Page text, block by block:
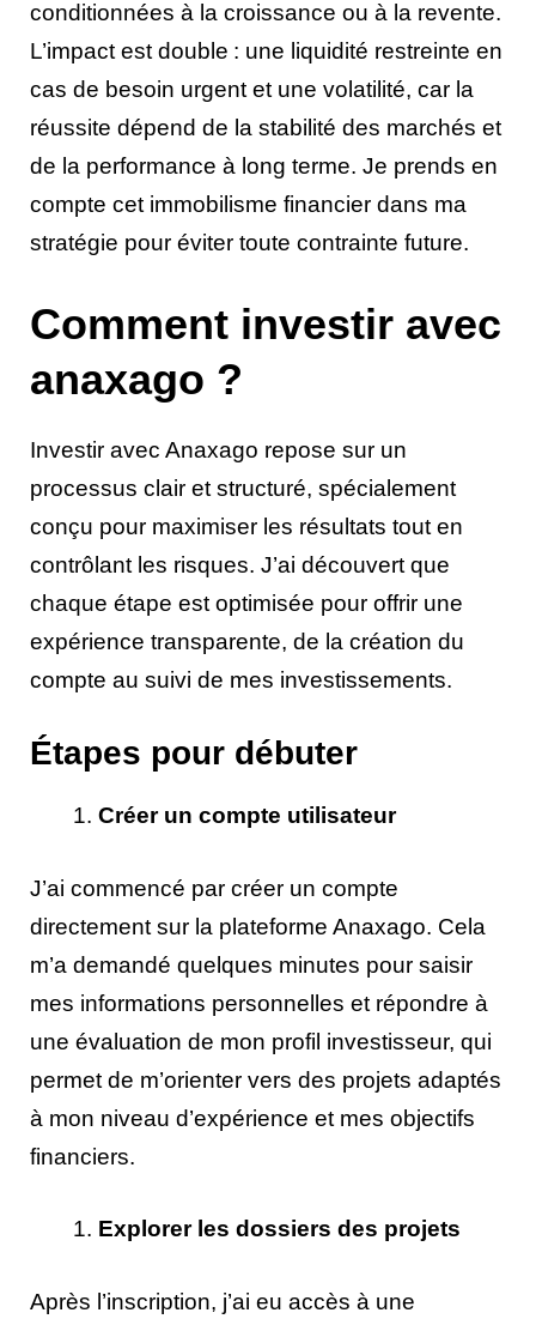
conditionnées à la croissance ou à la revente.
L’impact est double : une liquidité restreinte en
cas de besoin urgent et une volatilité, car la
réussite dépend de la stabilité des marchés et
de la performance à long terme. Je prends en
compte cet immobilisme financier dans ma
stratégie pour éviter toute contrainte future.
Comment investir avec
anaxago ?
Investir avec Anaxago repose sur un
processus clair et structuré, spécialement
conçu pour maximiser les résultats tout en
contrôlant les risques. J’ai découvert que
chaque étape est optimisée pour offrir une
expérience transparente, de la création du
compte au suivi de mes investissements.
Étapes pour débuter
Créer un compte utilisateur
J’ai commencé par créer un compte
directement sur la plateforme Anaxago. Cela
m’a demandé quelques minutes pour saisir
mes informations personnelles et répondre à
une évaluation de mon profil investisseur, qui
permet de m’orienter vers des projets adaptés
à mon niveau d’expérience et mes objectifs
financiers.
Explorer les dossiers des projets
Après l’inscription, j’ai eu accès à une